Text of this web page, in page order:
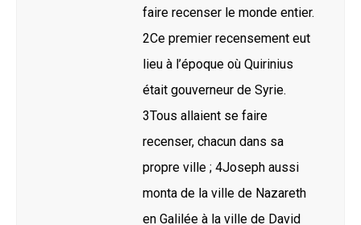
faire recenser le monde entier.
2Ce premier recensement eut
lieu à l’époque où Quirinius
était gouverneur de Syrie.
3Tous allaient se faire
recenser, chacun dans sa
propre ville ; 4Joseph aussi
monta de la ville de Nazareth
en Galilée à la ville de David